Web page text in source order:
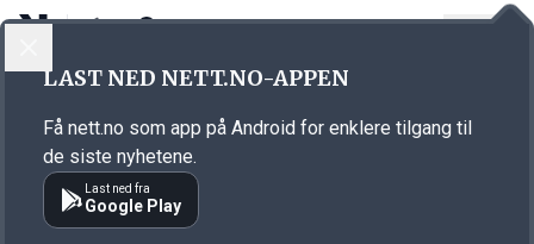
Annonsørinnhold
LAST NED NETT.NO-APPEN
Få nett.no som app på Android for enklere tilgang til
de siste nyhetene.
Last ned fra
Google Play